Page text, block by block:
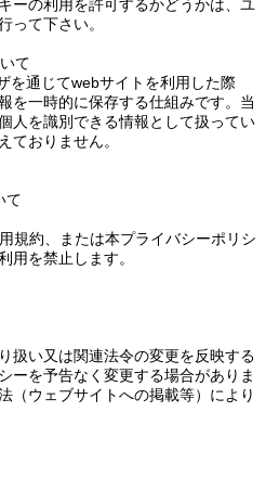
ーの利用を許可するかどうかは、ユ
って下さい。
て
を通じてwebサイトを利用した際
を一時的に保存する仕組みです。当
人を識別できる情報として扱ってい
ておりません。
て
規約、または本プライバシーポリシ
用を禁止します。
扱い又は関連法令の変更を反映する
ーを予告なく変更する場合がありま
（ウェブサイトへの掲載等）により